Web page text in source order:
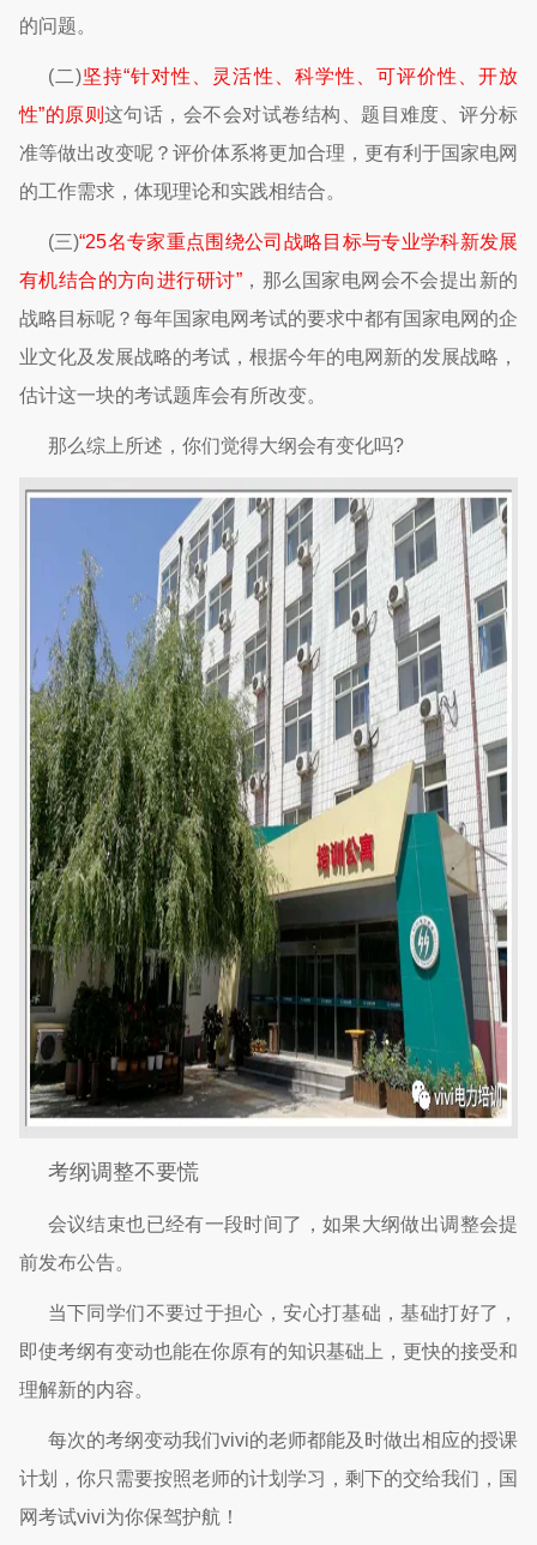
的问题。
(二)坚持“针对性、灵活性、科学性、可评价性、开放
性”的原则这句话，会不会对试卷结构、题目难度、评分标
准等做出改变呢？评价体系将更加合理，更有利于国家电网
的工作需求，体现理论和实践相结合。
(三)“25名专家重点围绕公司战略目标与专业学科新发展
有机结合的方向进行研讨”，那么国家电网会不会提出新的
战略目标呢？每年国家电网考试的要求中都有国家电网的企
业文化及发展战略的考试，根据今年的电网新的发展战略，
估计这一块的考试题库会有所改变。
那么综上所述，你们觉得大纲会有变化吗?
考纲调整不要慌
会议结束也已经有一段时间了，如果大纲做出调整会提
前发布公告。
当下同学们不要过于担心，安心打基础，基础打好了，
即使考纲有变动也能在你原有的知识基础上，更快的接受和
理解新的内容。
每次的考纲变动我们vivi的老师都能及时做出相应的授课
计划，你只需要按照老师的计划学习，剩下的交给我们，国
网考试vivi为你保驾护航！